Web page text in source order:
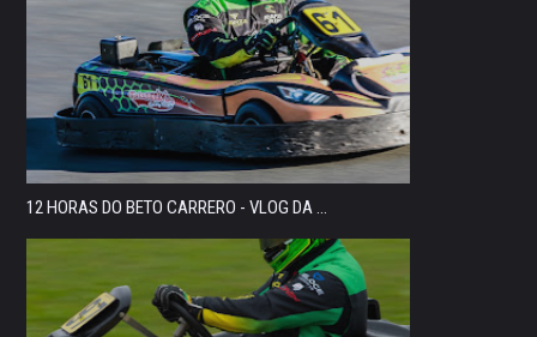
12 HORAS DO BETO CARRERO - VLOG DA ...